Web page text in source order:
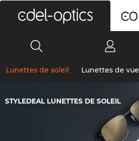
Lunettes de soleil Lunettes de vue
STYLEDEAL LUNETTES DE SOLEIL